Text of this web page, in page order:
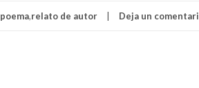
poema,relato de autor Deja un